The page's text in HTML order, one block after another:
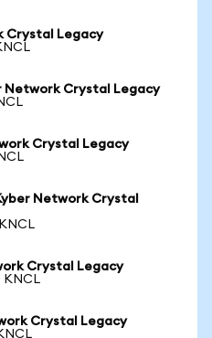
Crystal Legacy
Network Crystal Legacy
Crystal Legacy
Network Crystal
Crystal Legacy
KNCL
Crystal Legacy